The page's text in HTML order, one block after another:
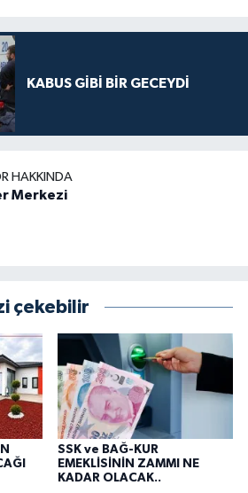
KABUS GİBİ BİR GECEYDİ
HAKKINDA
Merkezi
çekebilir
SSK ve BAĞ-KUR
EMEKLİSİNİN ZAMMI NE
KADAR OLACAK..